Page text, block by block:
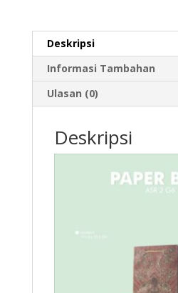
Deskripsi
Informasi Tambahan
Ulasan (0)
Deskripsi